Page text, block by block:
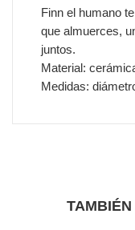
Finn el humano
que almuerces,
juntos.
Material:
Medidas:
TAMBIÉN